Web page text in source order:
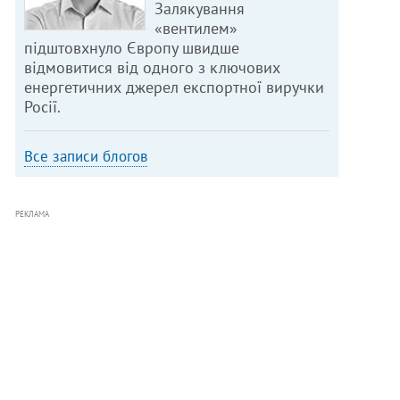
Залякування
«вентилем»
підштовхнуло Європу швидше
відмовитися від одного з ключових
енергетичних джерел експортної виручки
Росії.
Все записи блогов
РЕКЛАМА